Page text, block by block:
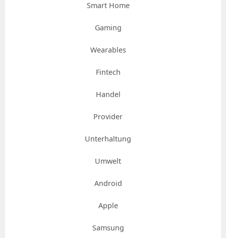
Smart Home
Gaming
Wearables
Fintech
Handel
Provider
Unterhaltung
Umwelt
Android
Apple
Samsung